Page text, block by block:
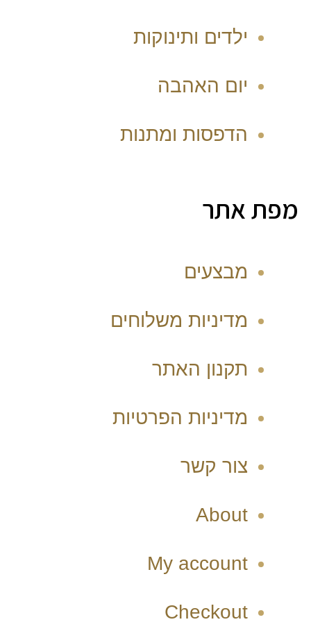
ילדים ותינוקות
יום האהבה
הדפסות ומתנות
מפת אתר
מבצעים
מדיניות משלוחים
תקנון האתר
מדיניות הפרטיות
צור קשר
About
My account
Checkout